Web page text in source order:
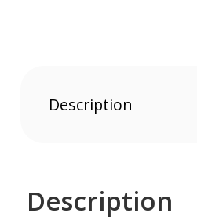
Description
Description